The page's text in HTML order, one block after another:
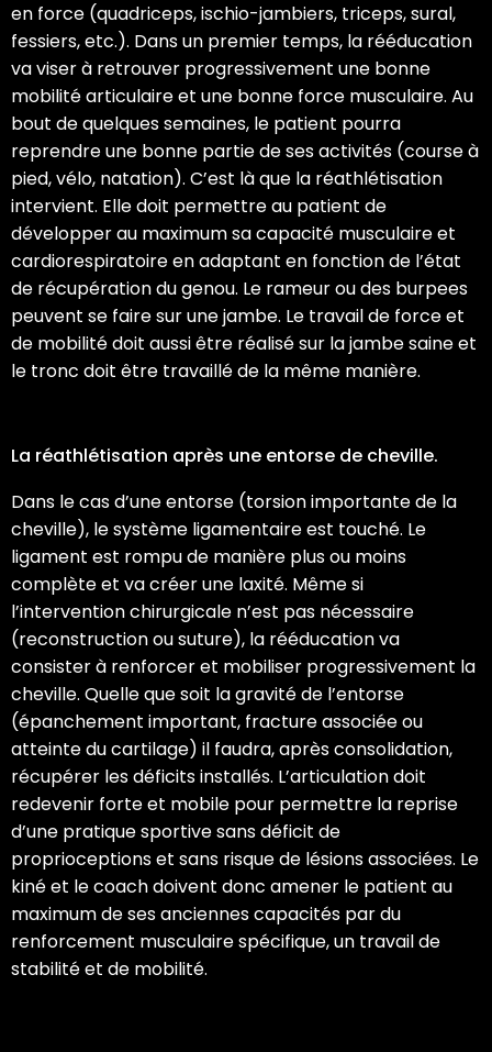
en force (quadriceps, ischio-jambiers, triceps, sural,
fessiers, etc.). Dans un premier temps, la rééducation
va viser à retrouver progressivement une bonne
mobilité articulaire et une bonne force musculaire. Au
bout de quelques semaines, le patient pourra
reprendre une bonne partie de ses activités (course à
pied, vélo, natation). C’est là que la réathlétisation
intervient. Elle doit permettre au patient de
développer au maximum sa capacité musculaire et
cardiorespiratoire en adaptant en fonction de l’état
de récupération du genou. Le rameur ou des burpees
peuvent se faire sur une jambe. Le travail de force et
de mobilité doit aussi être réalisé sur la jambe saine et
le tronc doit être travaillé de la même manière.
La réathlétisation après une entorse de cheville.
Dans le cas d’une entorse (torsion importante de la
cheville), le système ligamentaire est touché. Le
ligament est rompu de manière plus ou moins
complète et va créer une laxité. Même si
l’intervention chirurgicale n’est pas nécessaire
(reconstruction ou suture), la rééducation va
consister à renforcer et mobiliser progressivement la
cheville. Quelle que soit la gravité de l’entorse
(épanchement important, fracture associée ou
atteinte du cartilage) il faudra, après consolidation,
récupérer les déficits installés. L’articulation doit
redevenir forte et mobile pour permettre la reprise
d’une pratique sportive sans déficit de
proprioceptions et sans risque de lésions associées. Le
kiné et le coach doivent donc amener le patient au
maximum de ses anciennes capacités par du
renforcement musculaire spécifique, un travail de
stabilité et de mobilité.